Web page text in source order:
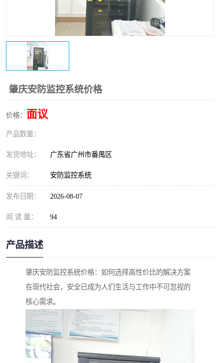
肇庆安防监控系统价格
价格： 面议
产品数量：
发货地址： 广东省广州市番禺区
关键词： 安防监控系统
发布日期： 2026-08-07
阅 读 量： 94
产品描述
肇庆安防监控系统价格：如何选择高性价比的解决方案
在现代社会，安全已成为人们生活与工作中不可忽视的
核心需求。